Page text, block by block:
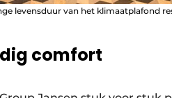
levensduur van het klimaatplafond
comfort